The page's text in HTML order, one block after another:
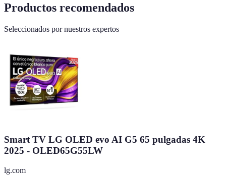
Productos recomendados
Seleccionados por nuestros expertos
Smart TV LG OLED evo AI G5 65 pulgadas 4K
2025 - OLED65G55LW
lg.com